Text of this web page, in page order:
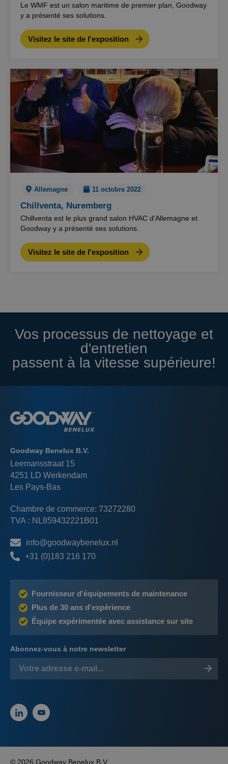
Le WMF est un salon maritime de premier plan, Goodway
y a présenté ses solutions.
Visitez le site de l'exposition
Allemagne 11 octobre 2022
Chillventa, Nuremberg
Chillventa est le plus grand salon HVAC d'Allemagne et
Goodway y a présenté ses solutions.
Visitez le site de l'exposition
Vos processus de nettoyage et
d'entretien
passent à la vitesse supérieure!
Goodway Benelux B.V.
Leemansstraat 15
4251 LD Werkendam
Les Pays-Bas
Chambre de commerce: 73272280
TVA : NL859432221B01
info@goodwaybenelux.nl
+31 (0)183 216 170
Fournisseur d'équipements de maintenance
Plus de 30 ans d'expérience
Équipe expérimentée avec assistance sur site
Abonnez-vous à notre newsletter
© 2026 Goodway Benelux B.V.